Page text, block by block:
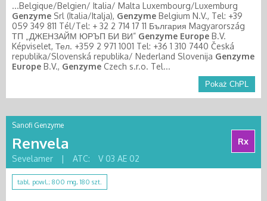
...Belgique/Belgien/ Italia/ Malta Luxembourg/Luxemburg
Genzyme Srl (Italia/Italja), Genzyme Belgium N.V., Tel: +39
059 349 811 Tél/Tel: + 32 2 714 17 11 България Magyarország
ТП „ДЖЕНЗАЙМ ЮРЪП БИ ВИ” Genzyme Europe B.V.
Képviselet, Тел. +359 2 971 1001 Tel: +36 1 310 7440 Česká
republika/Slovenská republika/ Nederland Slovenija Genzyme
Europe B.V., Genzyme Czech s.r.o. Tel...
Pokaż ChPL
Sanofi Genzyme
Renvela
Rx
Sevelamer
| ATC: V 03 AE 02
tabl. powl.; 800 mg, 180 szt.